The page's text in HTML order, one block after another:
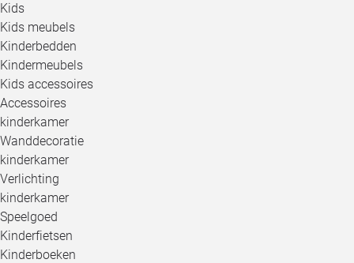
Kids
Kids meubels
Kinderbedden
Kindermeubels
Kids accessoires
Accessoires
kinderkamer
Wanddecoratie
kinderkamer
Verlichting
kinderkamer
Speelgoed
Kinderfietsen
Kinderboeken